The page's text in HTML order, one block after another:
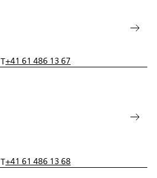
T+41 61 486 13 67
T+41 61 486 13 68